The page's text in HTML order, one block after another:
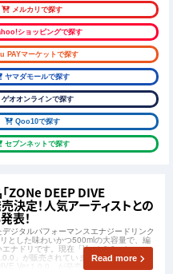
メルカリで探す
ショッピングで探す
PAYマーケットで探す
ヤマダモールで探す
ゲオオンラインで探す
Qoo10で探す
セブンネットで探す
ZONe DEEP DIVE
決定！人気アーティストとの
表！
ジタルパフォーマンスエナジードリンク
リとした味わいかつ500mlの大容量で、編
ナドリです。現在「Ver.1.0.0」と
」が販売されていますが、待望の新商
Ver.1.0.0」が発売されます！
Read more